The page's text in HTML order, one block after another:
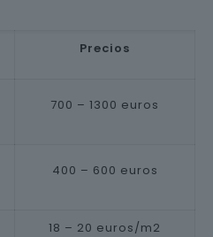
Precios
700 – 1300 euros
400 – 600 euros
18 – 20 euros/m2